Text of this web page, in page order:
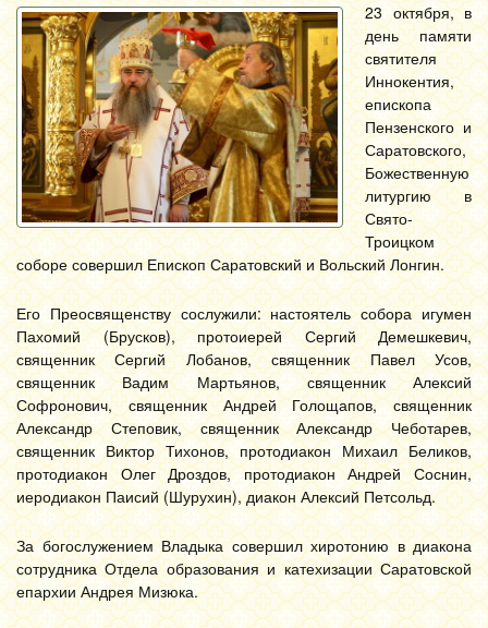
23 октября, в
день памяти
святителя
Иннокентия,
епископа
Пензенского и
Саратовского,
Божественную
литургию в
Свято-
Троицком
соборе совершил Епископ Саратовский и Вольский Лонгин.
Его Преосвященству сослужили: настоятель собора игумен
Пахомий (Брусков), протоиерей Сергий Демешкевич,
священник Сергий Лобанов, священник Павел Усов,
священник Вадим Мартьянов, священник Алексий
Софронович, священник Андрей Голощапов, священник
Александр Степовик, священник Александр Чеботарев,
священник Виктор Тихонов, протодиакон Михаил Беликов,
протодиакон Олег Дроздов, протодиакон Андрей Соснин,
иеродиакон Паисий (Шурухин), диакон Алексий Петсольд.
За богослужением Владыка совершил хиротонию в диакона
сотрудника Отдела образования и катехизации Саратовской
епархии Андрея Мизюка.